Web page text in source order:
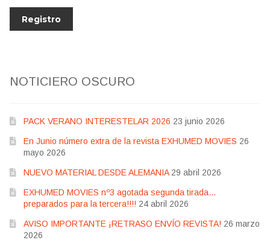
NOTICIERO OSCURO
PACK VERANO INTERESTELAR 2026 23 junio 2026
En Junio número extra de la revista EXHUMED MOVIES 26
mayo 2026
NUEVO MATERIAL DESDE ALEMANIA 29 abril 2026
EXHUMED MOVIES nº3 agotada segunda tirada…
preparados para la tercera!!!! 24 abril 2026
AVISO IMPORTANTE ¡RETRASO ENVÍO REVISTA! 26 marzo
2026